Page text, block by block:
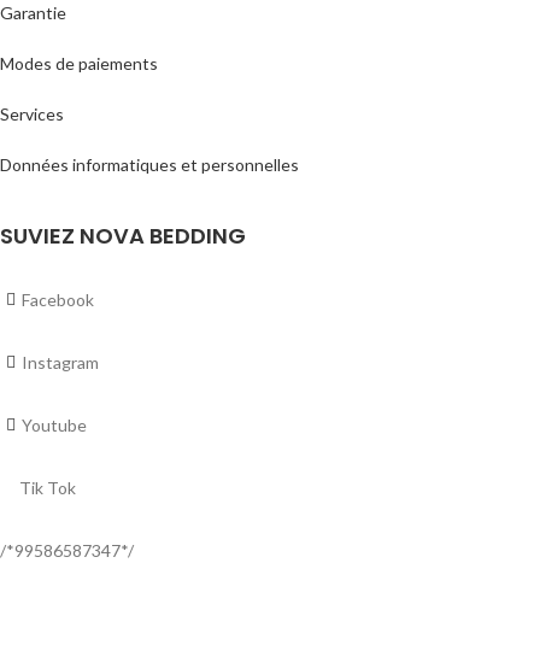
Garantie
Modes de paiements
Services
Données informatiques et personnelles
SUVIEZ NOVA BEDDING
Facebook
Instagram
Youtube
Tik Tok
/*99586587347*/